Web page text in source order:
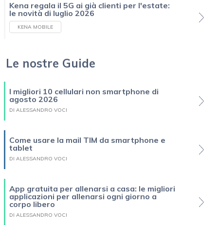
Kena regala il 5G ai già clienti per l'estate:
le novità di luglio 2026
KENA MOBILE
Le nostre Guide
I migliori 10 cellulari non smartphone di
agosto 2026
DI ALESSANDRO VOCI
Come usare la mail TIM da smartphone e
tablet
DI ALESSANDRO VOCI
App gratuita per allenarsi a casa: le migliori
applicazioni per allenarsi ogni giorno a
corpo libero
DI ALESSANDRO VOCI